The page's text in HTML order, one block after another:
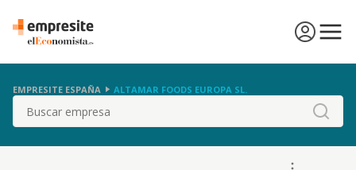
EMPRESITE ESPAÑA ALTAMAR FOODS EUROPA SL.
Buscar